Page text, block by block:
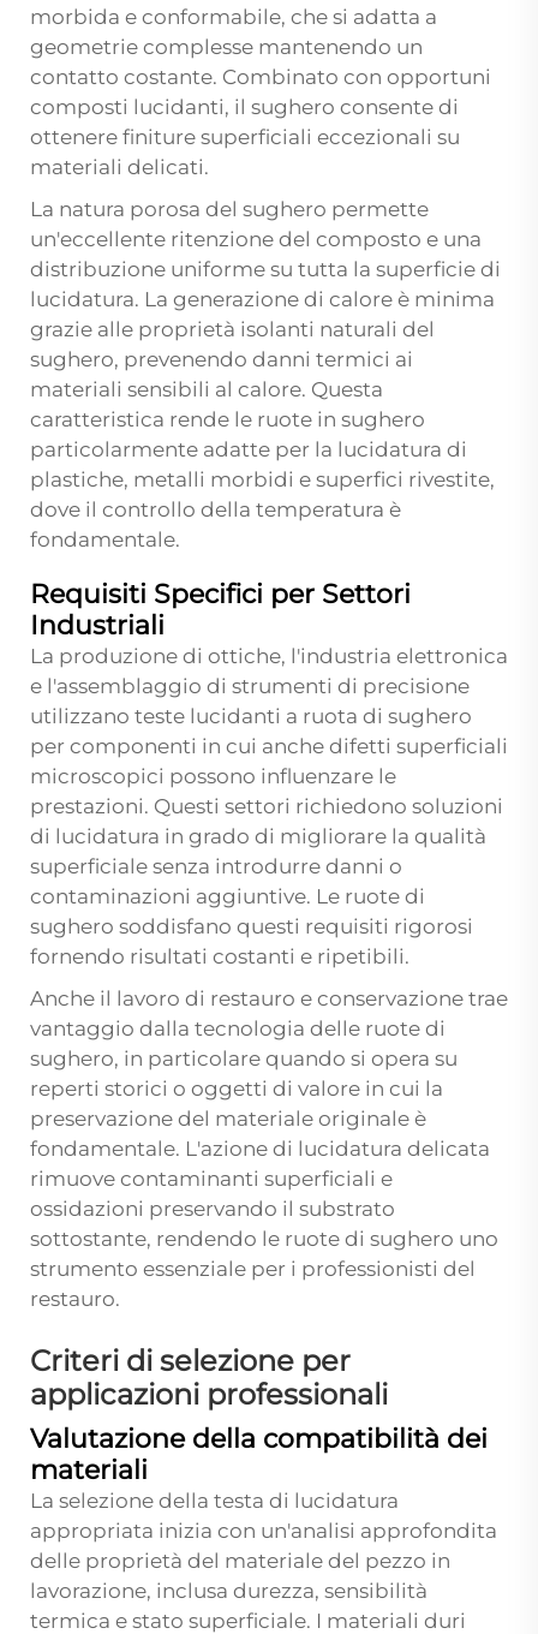
morbida e conformabile, che si adatta a
geometrie complesse mantenendo un
contatto costante. Combinato con opportuni
composti lucidanti, il sughero consente di
ottenere finiture superficiali eccezionali su
materiali delicati.
La natura porosa del sughero permette
un'eccellente ritenzione del composto e una
distribuzione uniforme su tutta la superficie di
lucidatura. La generazione di calore è minima
grazie alle proprietà isolanti naturali del
sughero, prevenendo danni termici ai
materiali sensibili al calore. Questa
caratteristica rende le ruote in sughero
particolarmente adatte per la lucidatura di
plastiche, metalli morbidi e superfici rivestite,
dove il controllo della temperatura è
fondamentale.
Requisiti Specifici per Settori
Industriali
La produzione di ottiche, l'industria elettronica
e l'assemblaggio di strumenti di precisione
utilizzano teste lucidanti a ruota di sughero
per componenti in cui anche difetti superficiali
microscopici possono influenzare le
prestazioni. Questi settori richiedono soluzioni
di lucidatura in grado di migliorare la qualità
superficiale senza introdurre danni o
contaminazioni aggiuntive. Le ruote di
sughero soddisfano questi requisiti rigorosi
fornendo risultati costanti e ripetibili.
Anche il lavoro di restauro e conservazione trae
vantaggio dalla tecnologia delle ruote di
sughero, in particolare quando si opera su
reperti storici o oggetti di valore in cui la
preservazione del materiale originale è
fondamentale. L'azione di lucidatura delicata
rimuove contaminanti superficiali e
ossidazioni preservando il substrato
sottostante, rendendo le ruote di sughero uno
strumento essenziale per i professionisti del
restauro.
Criteri di selezione per
applicazioni professionali
Valutazione della compatibilità dei
materiali
La selezione della testa di lucidatura
appropriata inizia con un'analisi approfondita
delle proprietà del materiale del pezzo in
lavorazione, inclusa durezza, sensibilità
termica e stato superficiale. I materiali duri